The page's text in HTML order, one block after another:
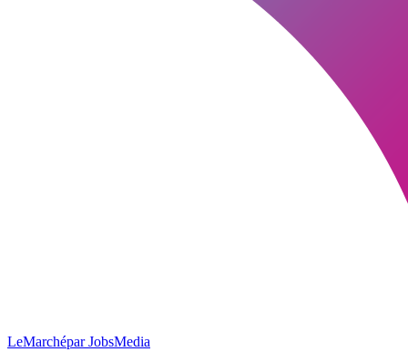
LeMarchépar JobsMedia